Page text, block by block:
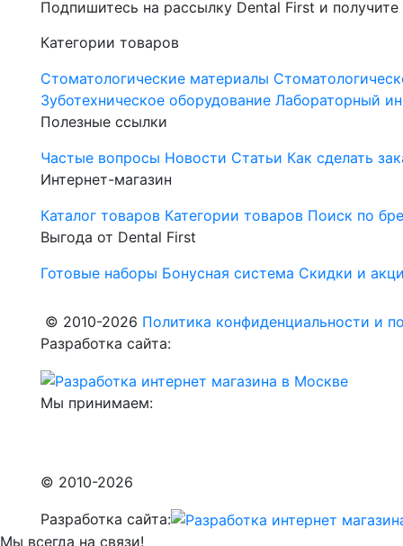
Подпишитесь на рассылку Dental First и
Категории товаров
Стоматологические материалы
Зуботехническое оборудование Лабораторный
Полезные ссылки
Частые вопросы Новости Статьи Как сделать
Интернет-магазин
Каталог товаров Категории товаров Поиск по
Выгода от Dental First
Готовые наборы Бонусная система Скидки и
© 2010-2026 Политика конфиденциальности и
Разработка сайта:
Мы принимаем:
© 2010-2026
Разработка сайта:
Мы всегда на связи!